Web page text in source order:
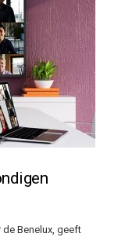
de Benelux, geeft